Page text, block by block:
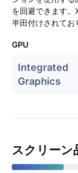
を回避できます
半田付けされてお
GPU
Integrated
Graphics
スクリーン